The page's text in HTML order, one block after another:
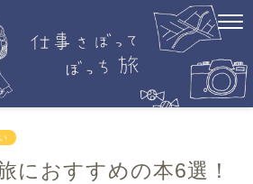
におすすめの本6選！